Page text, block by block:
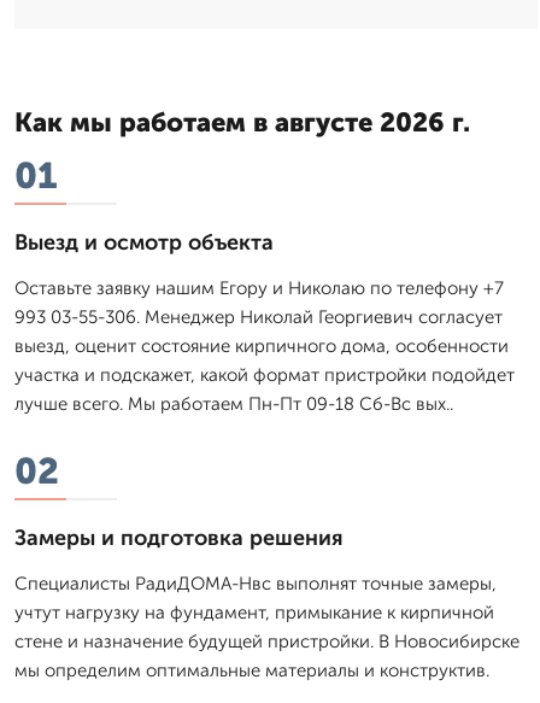
Как мы работаем в августе 2026 г.
01
Выезд и осмотр объекта
Оставьте заявку нашим Егору и Николаю по телефону +7
993 03-55-306. Менеджер Николай Георгиевич согласует
выезд, оценит состояние кирпичного дома, особенности
участка и подскажет, какой формат пристройки подойдет
лучше всего. Мы работаем Пн-Пт 09-18 Сб-Вс вых..
02
Замеры и подготовка решения
Специалисты РадиДОМА-Нвс выполнят точные замеры,
учтут нагрузку на фундамент, примыкание к кирпичной
стене и назначение будущей пристройки. В Новосибирске
мы определим оптимальные материалы и конструктив.